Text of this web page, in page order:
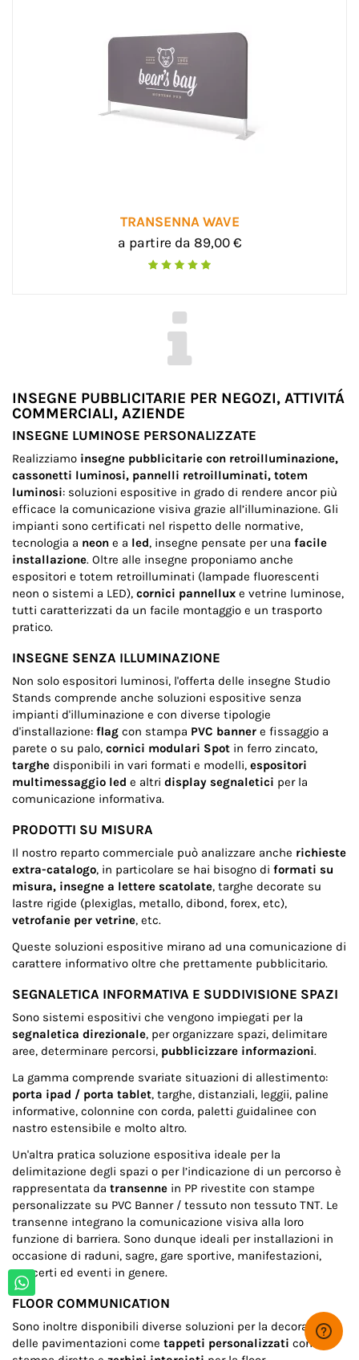
TRANSENNA WAVE
a partire da 89,00 €
INSEGNE PUBBLICITARIE PER NEGOZI, ATTIVITÁ
COMMERCIALI, AZIENDE
INSEGNE LUMINOSE PERSONALIZZATE
Realizziamo insegne pubblicitarie con retroilluminazione,
cassonetti luminosi, pannelli retroilluminati, totem
luminosi: soluzioni espositive in grado di rendere ancor più
efficace la comunicazione visiva grazie all’illuminazione. Gli
impianti sono certificati nel rispetto delle normative,
tecnologia a neon e a led, insegne pensate per una facile
installazione. Oltre alle insegne proponiamo anche
espositori e totem retroilluminati (lampade fluorescenti
neon o sistemi a LED), cornici pannellux e vetrine luminose,
tutti caratterizzati da un facile montaggio e un trasporto
pratico.
INSEGNE SENZA ILLUMINAZIONE
Non solo espositori luminosi, l'offerta delle insegne Studio
Stands comprende anche soluzioni espositive senza
impianti d'illuminazione e con diverse tipologie
d'installazione: flag con stampa PVC banner e fissaggio a
parete o su palo, cornici modulari Spot in ferro zincato,
targhe disponibili in vari formati e modelli, espositori
multimessaggio led e altri display segnaletici per la
comunicazione informativa.
PRODOTTI SU MISURA
Il nostro reparto commerciale può analizzare anche richieste
extra-catalogo, in particolare se hai bisogno di formati su
misura, insegne a lettere scatolate, targhe decorate su
lastre rigide (plexiglas, metallo, dibond, forex, etc),
vetrofanie per vetrine, etc.
Queste soluzioni espositive mirano ad una comunicazione di
carattere informativo oltre che prettamente pubblicitario.
SEGNALETICA INFORMATIVA E SUDDIVISIONE SPAZI
Sono sistemi espositivi che vengono impiegati per la
segnaletica direzionale, per organizzare spazi, delimitare
aree, determinare percorsi, pubblicizzare informazioni.
La gamma comprende svariate situazioni di allestimento:
porta ipad / porta tablet, targhe, distanziali, leggii, paline
informative, colonnine con corda, paletti guidalinee con
nastro estensibile e molto altro.
Un'altra pratica soluzione espositiva ideale per la
delimitazione degli spazi o per l’indicazione di un percorso è
rappresentata da transenne in PP rivestite con stampe
personalizzate su PVC Banner / tessuto non tessuto TNT. Le
transenne integrano la comunicazione visiva alla loro
funzione di barriera. Sono dunque ideali per installazioni in
occasione di raduni, sagre, gare sportive, manifestazioni,
concerti ed eventi in genere.
FLOOR COMMUNICATION
Sono inoltre disponibili diverse soluzioni per la decorazione
delle pavimentazioni come tappeti personalizzati con